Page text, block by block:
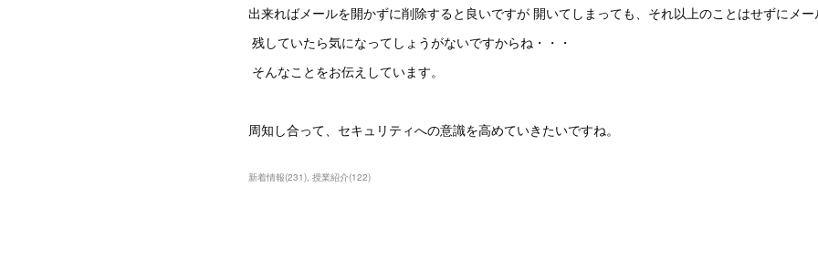
出来ればメールを開かずに削除すると良いですが 開いてしまっても、それ以上のことはせずにメー
残していたら気になってしょうがないですからね・・・
そんなことをお伝えしています。
周知し合って、セキュリティへの意識を高めていきたいですね。
新着情報(231) 授業紹介(122)